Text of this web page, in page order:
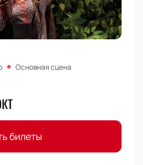
Основная сцена
билеты